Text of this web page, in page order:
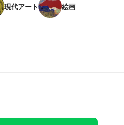
現代アート 絵画